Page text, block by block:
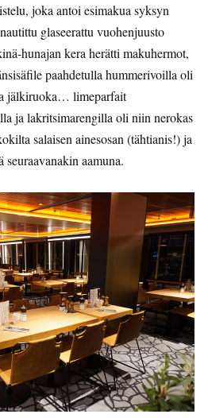
joka antoi esimakua syksyn
glaseerattu vuohenjuusto
hunajan kera herätti makuhermot,
paahdetulla hummerivoilla oli
jälkiruoka… limeparfait
ja lakritsimarengilla oli niin nerokas
salaisen ainesosan (tähtianis!) ja
aamuna.